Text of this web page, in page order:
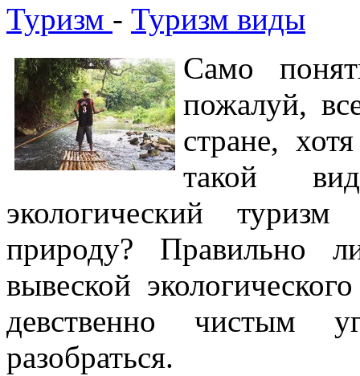
Туризм - Туризм виды
Само
пожалуй,
стране,
такой
экологический
природу? Правильно
вывеской
девственно чистым
разобраться.